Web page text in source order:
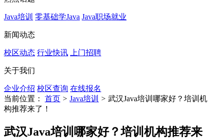
Java培训 零基础学Java Java职场就业
新闻动态
校区动态 行业快讯 上门招聘
关于我们
企业介绍 校区查询 在线报名
当前位置：
首页 > Java培训 > 武汉Java培训哪家好？培训机
构推荐来了！
武汉Java培训哪家好？培训机构推荐来